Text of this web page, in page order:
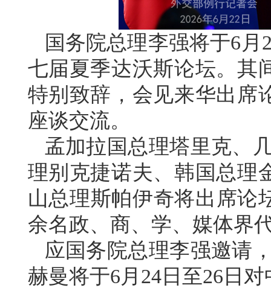
国务院总理李强将于6
七届夏季达沃斯论坛。其
特别致辞，会见来华出席
座谈交流。
孟加拉国总理塔里克、
理别克捷诺夫、韩国总理
山总理斯帕伊奇将出席论
余名政、商、学、媒体界
应国务院总理李强邀请
赫曼将于6月24日至26日